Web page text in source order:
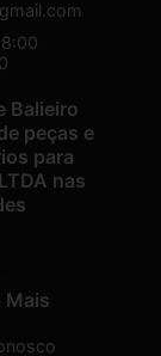
Balieiro
peças e
para
nas
Mais